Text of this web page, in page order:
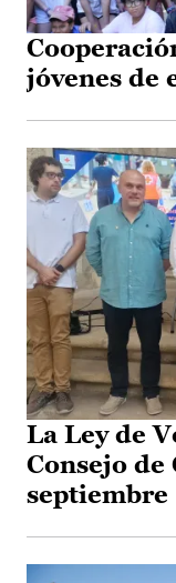
jóvenes de
La Ley de
Consejo de
septiembre